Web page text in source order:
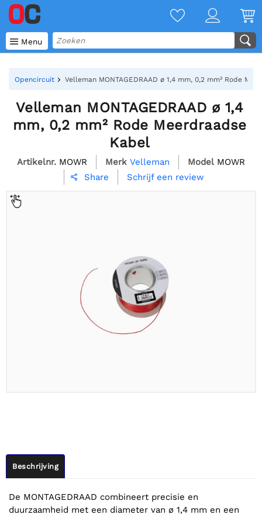
 Menu
Opencircuit Velleman MONTAGEDRAAD ø 1,4 mm, 0,2 mm² Rode
Velleman MONTAGEDRAAD ø 1,4
mm, 0,2 mm² Rode Meerdraadse
Kabel
Artikelnr. MOWR Merk Velleman Model MOWR
 Share Schrijf een review
Beschrijving
De MONTAGEDRAAD combineert precisie en
duurzaamheid met een diameter van ø 1,4 mm en een